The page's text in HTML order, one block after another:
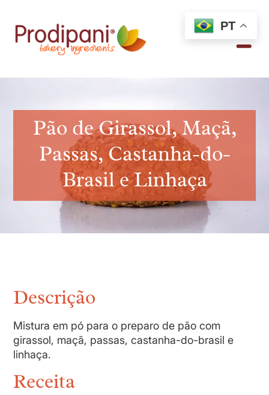
Pão de Girassol, Maçã,
Passas, Castanha-do-
Brasil e Linhaça
Descrição
Mistura em pó para o preparo de pão com
girassol, maçã, passas, castanha-do-brasil e
linhaça.
Receita
PT